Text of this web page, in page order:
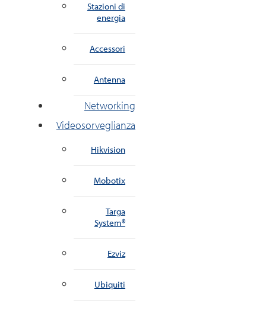
Stazioni di
energia
Accessori
Antenna
Networking
Videosorveglianza
Hikvision
Mobotix
Targa
System®
Ezviz
Ubiquiti